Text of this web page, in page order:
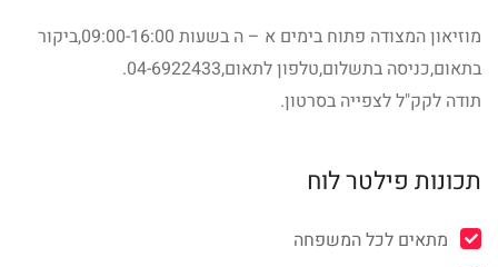
מוזיאון המצודה פתוח בימים א – ה בשעות 09:00-16:00,ביקור
בתאום,כניסה בתשלום,טלפון לתאום,04-6922433.
תודה לקק"ל לצפייה בסרטון.
תכונות פילטר לוח
מתאים לכל המשפחה